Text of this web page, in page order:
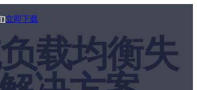
立即下载
载均衡失